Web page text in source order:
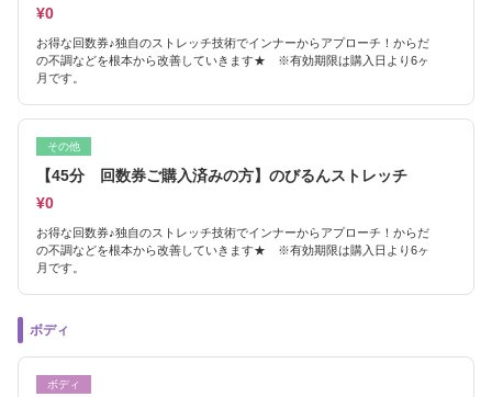
¥0
お得な回数券♪独自のストレッチ技術でインナーからアプローチ！からだ
の不調などを根本から改善していきます★ ※有効期限は購入日より6ヶ
月です。
その他
【45分 回数券ご購入済みの方】のびるんストレッチ
¥0
お得な回数券♪独自のストレッチ技術でインナーからアプローチ！からだ
の不調などを根本から改善していきます★ ※有効期限は購入日より6ヶ
月です。
ボディ
ボディ